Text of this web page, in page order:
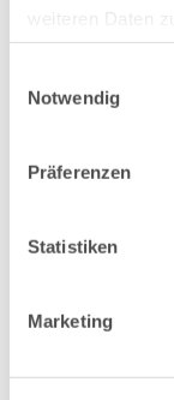
haben oder die
Notwendig
Präferenzen
Statistiken
Marketing